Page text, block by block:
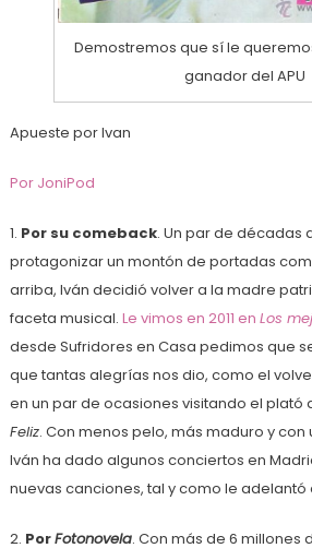
Demostremos que sí le
ganador del APU
Apueste por Ivan
Por JoniPod
1. Por su comeback. Un par de décadas
protagonizar un montón de portadas
arriba, Iván decidió volver a la madre
faceta musical. Le vimos en 2011 en Los
desde Sufridores en Casa pedimos que
que tantas alegrías nos dio, como el
en un par de ocasiones visitando el plató
Feliz. Con menos pelo, más maduro y
Iván ha dado algunos conciertos en
nuevas canciones, tal y como le adelantó
2. PorFotonovela. Con más de 6 millones